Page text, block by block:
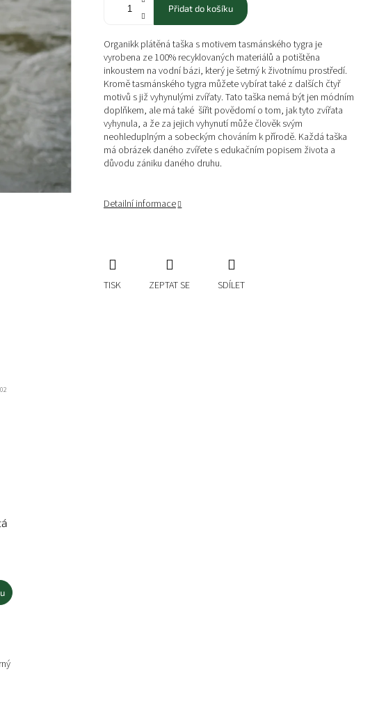
Přidat do košíku
Organikk plátěná taška s motivem tasmánského tygra je
vyrobena ze 100% recyklovaných materiálů a potištěna
inkoustem na vodní bázi, který je šetrný k životnímu prostředí.
Kromě tasmánského tygra můžete vybírat také z dalších čtyř
motivů s již vyhynulými zvířaty. Tato taška nemá být jen módním
doplňkem, ale má také šířit povědomí o tom, jak tyto zvířata
vyhynula, a že za jejich vyhynutí může člověk svým
neohleduplným a sobeckým chováním k přírodě. Každá taška
má obrázek daného zvířete s edukačním popisem života a
důvodu zániku daného druhu.
Detailní informace
TISK ZEPTAT SE SDÍLET